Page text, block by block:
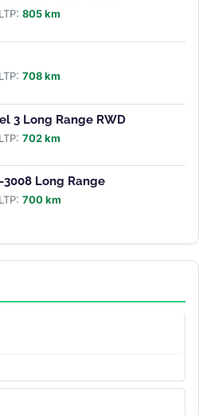
805 km
708 km
3 Long Range RWD
702 km
3008 Long Range
700 km